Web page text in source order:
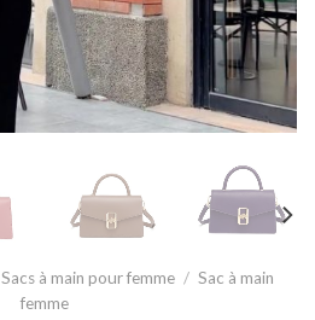
Sacs à main pour femme / Sac à main
femme